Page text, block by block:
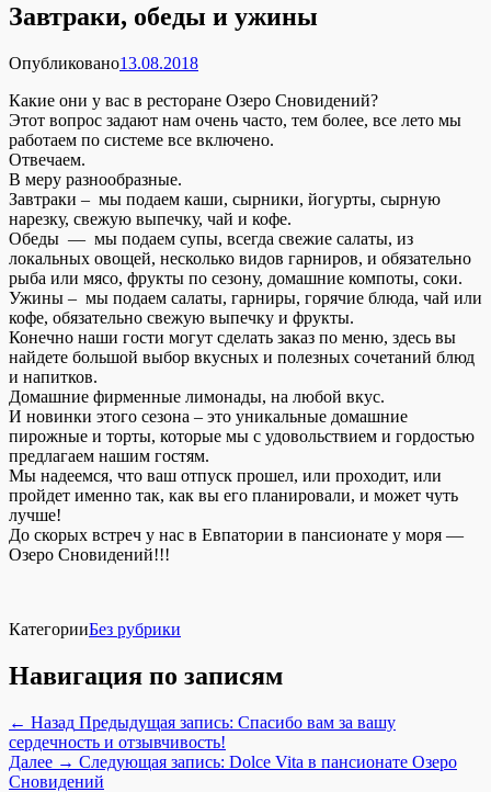
Завтраки, обеды и ужины
Опубликовано13.08.2018
Какие они у вас в ресторане Озеро Сновидений?
Этот вопрос задают нам очень часто, тем более, все лето мы
работаем по системе все включено.
Отвечаем.
В меру разнообразные.
Завтраки – мы подаем каши, сырники, йогурты, сырную
нарезку, свежую выпечку, чай и кофе.
Обеды — мы подаем супы, всегда свежие салаты, из
локальных овощей, несколько видов гарниров, и обязательно
рыба или мясо, фрукты по сезону, домашние компоты, соки.
Ужины – мы подаем салаты, гарниры, горячие блюда, чай или
кофе, обязательно свежую выпечку и фрукты.
Конечно наши гости могут сделать заказ по меню, здесь вы
найдете большой выбор вкусных и полезных сочетаний блюд
и напитков.
Домашние фирменные лимонады, на любой вкус.
И новинки этого сезона – это уникальные домашние
пирожные и торты, которые мы с удовольствием и гордостью
предлагаем нашим гостям.
Мы надеемся, что ваш отпуск прошел, или проходит, или
пройдет именно так, как вы его планировали, и может чуть
лучше!
До скорых встреч у нас в Евпатории в пансионате у моря —
Озеро Сновидений!!!
КатегорииБез рубрики
Навигация по записям
← Назад Предыдущая запись: Спасибо вам за вашу
сердечность и отзывчивость!
Далее → Следующая запись: Dolce Vita в пансионате Озеро
Сновидений